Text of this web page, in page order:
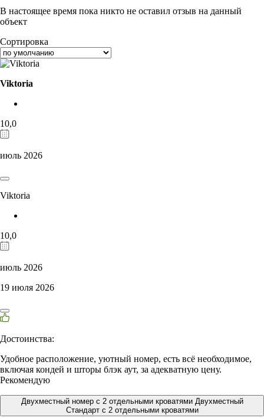
В настоящее время пока никто не оставил отзыв на данный
объект
Сортировка
Viktoria
10,0
июль 2026
Viktoria
10,0
июль 2026
19 июля 2026
Достоинства:
Удобное расположение, уютный номер, есть всё необходимое,
включая кондей и шторы блэк аут, за адекватную цену.
Рекомендую
Двухместный номер с 2 отдельными кроватями Двухместный
Стандарт с 2 отдельными кроватями